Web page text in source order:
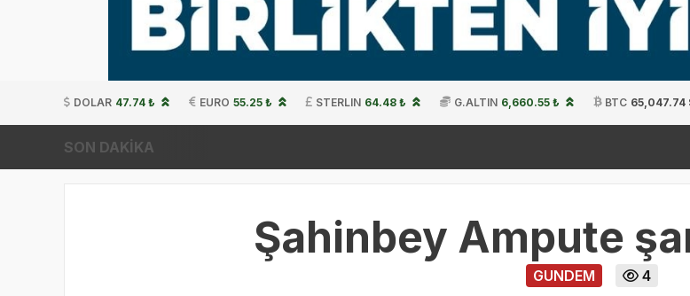
DOLAR 47.74 ₺ EURO 55.25 ₺ STERLIN 64.48 ₺ G.ALTIN 6,660.55 ₺ BTC 65,047.74
SON DAKİKA
Şahinbey Ampute
GUNDEM
4